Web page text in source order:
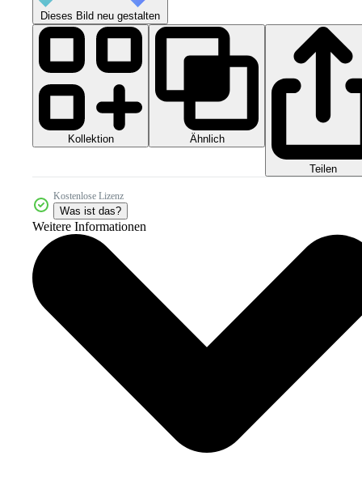
Dieses Bild neu gestalten
Kollektion Ähnlich
Teilen
Kostenlose Lizenz
Was ist das?
Weitere Informationen